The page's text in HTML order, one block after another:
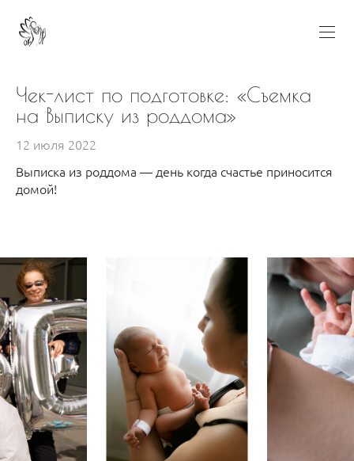
Чек-лист по подготовке: «Съемка
на Выписку из роддома»
12 июля 2022
Выписка из роддома — день когда счастье приносится
домой!